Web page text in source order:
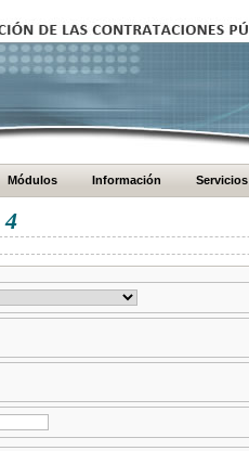
Módulos Información Servicios
4